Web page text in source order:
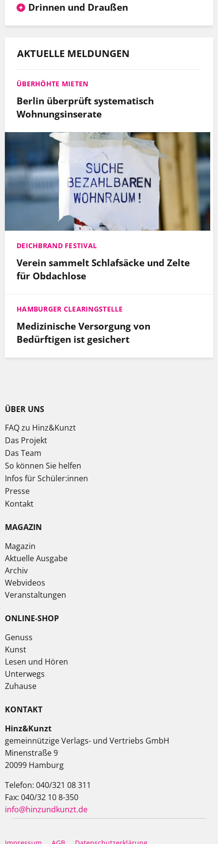
Drinnen und Draußen
AKTUELLE MELDUNGEN
ÜBERHÖHTE MIETEN
Berlin überprüft systematisch
Wohnungsinserate
DEICHBRAND FESTIVAL
Verein sammelt Schlafsäcke und Zelte
für Obdachlose
HAMBURGER CLEARINGSTELLE
Medizinische Versorgung von
Bedürftigen ist gesichert
ÜBER UNS
FAQ zu Hinz&Kunzt
Das Projekt
Das Team
So können Sie helfen
Infos für Schüler:innen
Presse
Kontakt
MAGAZIN
Magazin
Aktuelle Ausgabe
Archiv
Webvideos
Veranstaltungen
ONLINE-SHOP
Genuss
Kunst
Lesen und Hören
Unterwegs
Zuhause
KONTAKT
Hinz&Kunzt
gemeinnützige Verlags- und Vertriebs GmbH
Minenstraße 9
20099 Hamburg
Telefon: 040/321 08 311
Fax: 040/32 10 8-350
info@hinzundkunzt.de